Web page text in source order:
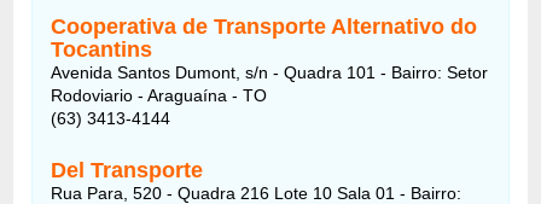
Cooperativa de Transporte Alternativo do
Tocantins
Avenida Santos Dumont, s/n - Quadra 101 - Bairro: Setor
Rodoviario - Araguaína - TO
(63) 3413-4144
Del Transporte
Rua Para, 520 - Quadra 216 Lote 10 Sala 01 - Bairro: